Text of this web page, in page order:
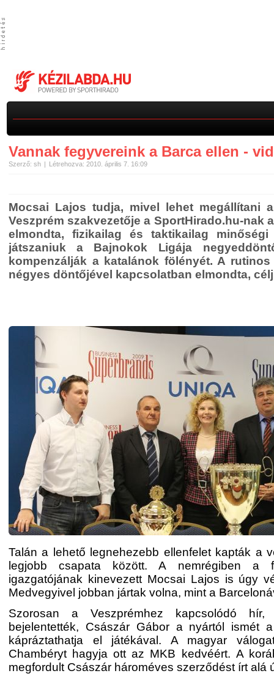
Vannak fegyvereink a Barca ellen -
Szerző: sh Létrehozva: 2010. április 7. 16:09
Mocsai Lajos tudja, mivel lehet megállítani
Veszprém szakvezetője a SportHirado.hu-nak
elmondta, fizikailag és taktikailag
játszaniuk a Bajnokok Ligája
kompenzálják a katalánok fölényét. A
négyes döntőjével kapcsolatban elmondta,
Talán a lehető legnehezebb ellenfelet kapták a
legjobb csapata között. A nemrégiben a
igazgatójának kinevezett Mocsai Lajos is úgy
Medvegyivel jobban jártak volna, mint a
Szorosan a Veszprémhez kapcsolódó
bejelentették, Császár Gábor a nyártól ismét
kápráztathatja el játékával. A magyar
Chambéryt hagyja ott az MKB kedvéért. A
megfordult Császár hároméves szerződést írt alá